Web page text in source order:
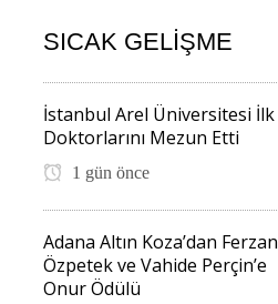
SICAK GELIŞME
İstanbul Arel Üniversitesi İlk
Doktorlarını Mezun Etti
1 gün önce
Adana Altın Koza’dan Ferzan
Özpetek ve Vahide Perçin’e
Onur Ödülü